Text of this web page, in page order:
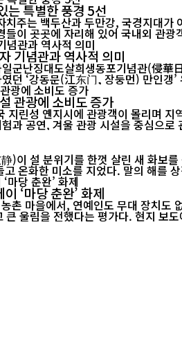
는 특별한 풍경 5선
주는 백두산과 두만강, 국경지대
기념관과 역사적 의미
군난징대도살희생동포기념관(侵
던 ‘강동문(江东门, 장둥먼) 만인갱
관광에 소비도 증가
린성 옌지시에 관광객이 몰리며
속 체험과 공연, 겨울 관광 시설을 중심으
)이 설 분위기를 한껏 살린 새 화보
온화한 미소를 지었다. 말의 해를
‘마당 춘완’ 화제
촌 마을에서, 연예인도 무대 장치도
연한 설맞이 공연이 소박한 구